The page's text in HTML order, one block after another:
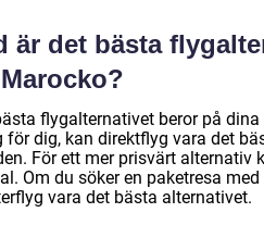
är det bästa
flygalternativet beror på
för dig, kan direktflyg vara det
För ett mer prisvärt alternativ
Om du söker en paketresa
vara det bästa alternativet.